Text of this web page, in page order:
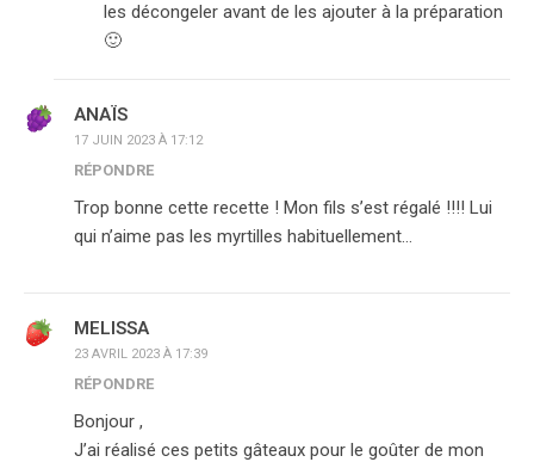
les décongeler avant de les ajouter à la préparation
🙂
ANAÏS
17 JUIN 2023 À 17:12
RÉPONDRE
Trop bonne cette recette ! Mon fils s’est régalé !!!! Lui
qui n’aime pas les myrtilles habituellement…
MELISSA
23 AVRIL 2023 À 17:39
RÉPONDRE
Bonjour ,
J’ai réalisé ces petits gâteaux pour le goûter de mon